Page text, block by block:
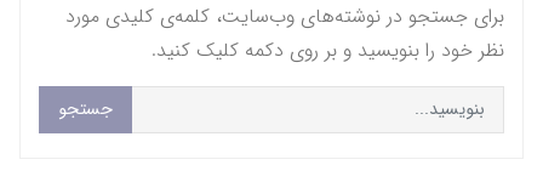
برای جستجو در نوشته‌های وب‌سایت، کلمه‌ی کلیدی مورد
نظر خود را بنویسید و بر روی دکمه کلیک کنید.
جستجو